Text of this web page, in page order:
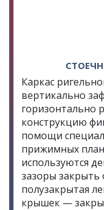
Каркас
вертикально
горизонтально
конструкцию
помощи
прижимных
используются
зазоры закрыть
полузакрытая
крышек —